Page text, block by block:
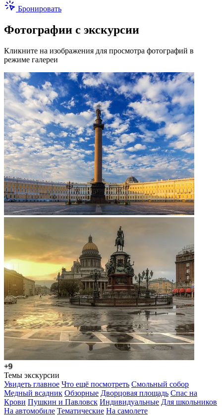
Бронировать
Фотографии с экскурсии
Кликните на изображения для просмотра фотографий в
режиме галереи
+9
Темы экскурсии
Увидеть главное Что ещё посмотреть Смольный собор
Медный всадник Обзорные Дворцовая площадь Спас на
Крови Пушкин и Павловск Индивидуальные Для школьников
На автомобиле Тематические На самолете